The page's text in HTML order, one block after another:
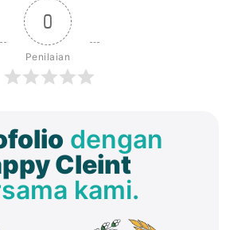
0
Penilaian
dengan
Cleint
kami.